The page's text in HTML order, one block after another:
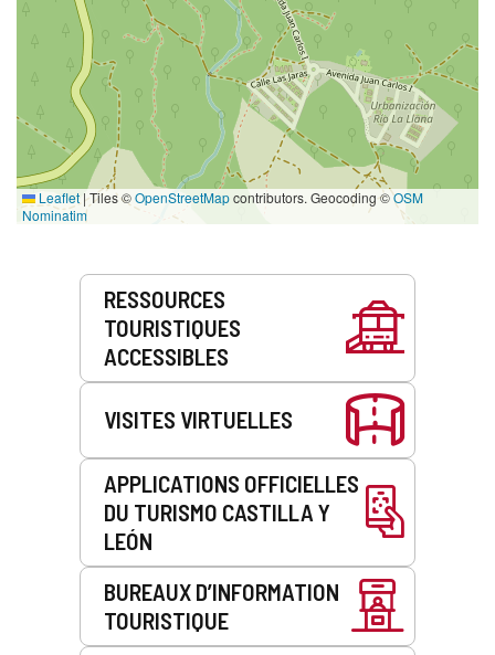
Leaflet |Tiles ©OpenStreetMapcontributors. Geocoding ©OSM
Nominatim
Prestations
RESSOURCES
TOURISTIQUES
ACCESSIBLES
VISITES VIRTUELLES
APPLICATIONS OFFICIELLES
DU TURISMO CASTILLA Y
LEÓN
BUREAUX D’INFORMATION
TOURISTIQUE